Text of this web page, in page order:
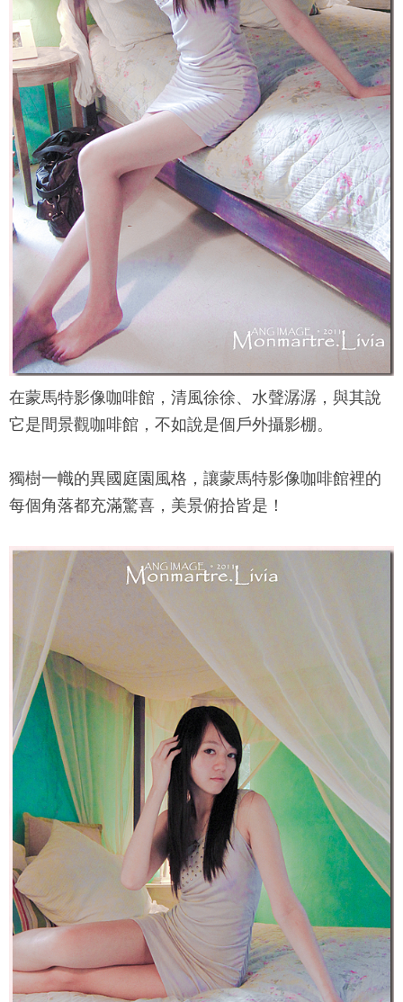
在蒙馬特影像咖啡館 ，清風徐徐、水聲潺潺，與其說
它是間景觀咖啡館，不如說是個戶外攝影棚。
獨樹一幟的異國庭園風格，讓蒙馬特影像咖啡館裡的
每個角落都充滿驚喜，美景俯拾皆是！